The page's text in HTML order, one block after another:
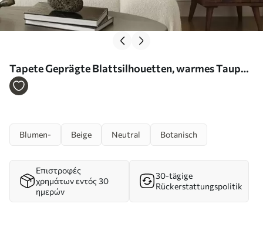
Tapete Geprägte Blattsilhouetten, warmes Taupe
Nr. a00781
Blumen- Beige Neutral Botanisch
Επιστροφές
χρημάτων εντός 30
ημερών
30-tägige
Rückerstattungspolitik